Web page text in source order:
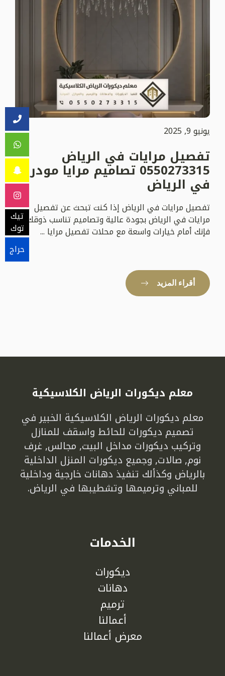
تيك
توك
حراج
يونيو 9, 2025
تفصيل مرايات في الرياض
0550273315 تصاميم مرايا مودرن
في الرياض
تفصيل مرايات في الرياض إذا كنت تبحث عن تفصيل
مرايات في الرياض بجودة عالية وتصاميم تناسب ذوقك،
فإنك أمام خيارات واسعة مع محلات تفصيل مرايا ...
أقراء المزيد
معلم ديكورات الرياض الكلاسيكية
معلم ديكورات الرياض الكلاسيكية الخبير في
تصميم ديكورات للحائط واسقف للمنازل
وتركيب ديكورات مداخل البيت, مجالس, غرف
نوم, صالات, وجميع ديكورات المنزل الداخلية
بالرياض وكذألك تنفيذ دهانات خارجية وداخلية
للمباني وترميمها وتشطيبها في الرياض.
الخدمات
ديكورات
دهانات
ترميم
أعمالنا
معرض أعمالنا